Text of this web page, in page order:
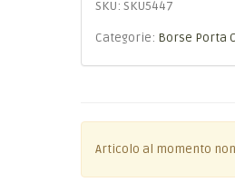
SKU: SKU5447
Categorie: Borse Porta
Articolo al momento